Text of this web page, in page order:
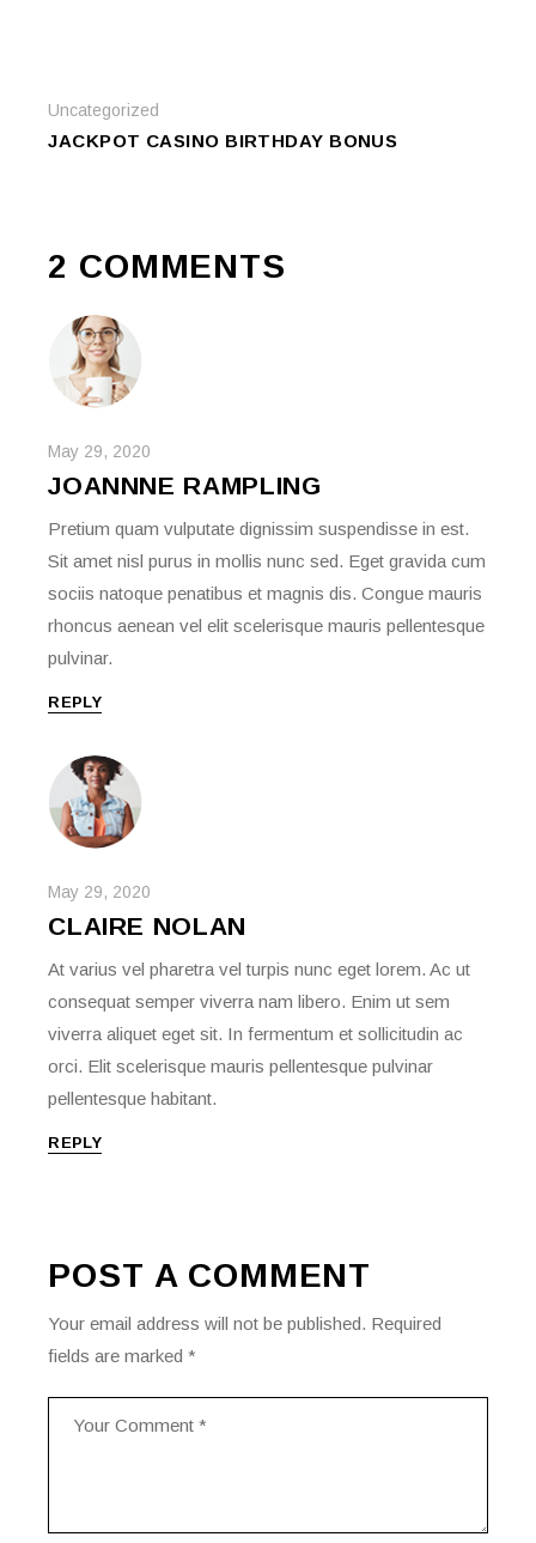
Uncategorized
JACKPOT CASINO BIRTHDAY BONUS
2 COMMENTS
May 29, 2020
JOANNNE RAMPLING
Pretium quam vulputate dignissim suspendisse in est.
Sit amet nisl purus in mollis nunc sed. Eget gravida cum
sociis natoque penatibus et magnis dis. Congue mauris
rhoncus aenean vel elit scelerisque mauris pellentesque
pulvinar.
REPLY
May 29, 2020
CLAIRE NOLAN
At varius vel pharetra vel turpis nunc eget lorem. Ac ut
consequat semper viverra nam libero. Enim ut sem
viverra aliquet eget sit. In fermentum et sollicitudin ac
orci. Elit scelerisque mauris pellentesque pulvinar
pellentesque habitant.
REPLY
POST A COMMENT
Your email address will not be published. Required
fields are marked*